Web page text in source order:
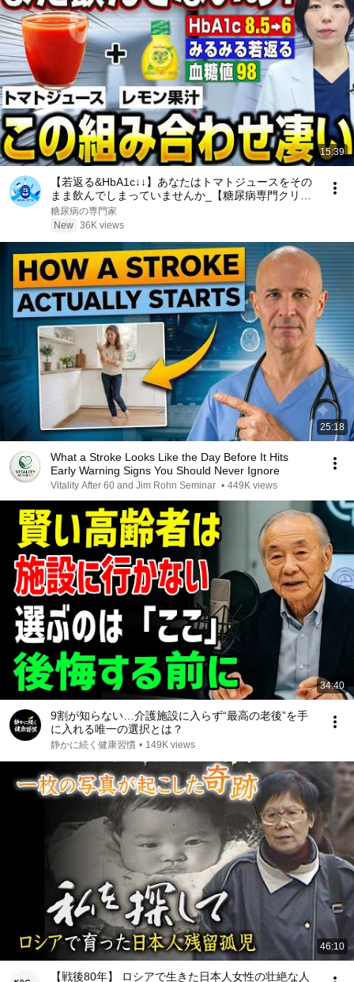
15:39
【若返る&HbA1c↓↓】あなたはトマトジュースをその
まま飲んでしまっていませんか_【糖尿病専門クリニ
ック現役医師】
糖尿病の専門家
New 36K views
25:18
What a Stroke Looks Like the Day Before It Hits
Early Warning Signs You Should Never Ignore
Vitality After 60 and Jim Rohn Seminar • 449K views
34:40
9割が知らない…介護施設に入らず“最高の老後”を手
に入れる唯一の選択とは？
静かに続く健康習慣 • 149K views
46:10
【戦後80年】 ロシアで生きた日本人女性の壮絶な人